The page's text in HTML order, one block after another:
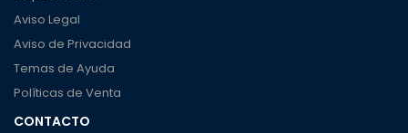
Aviso Legal
Aviso de Privacidad
Temas de Ayuda
Políticas de Venta
CONTACTO